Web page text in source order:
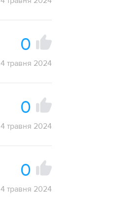
0
4 травня 2024
0
4 травня 2024
0
4 травня 2024